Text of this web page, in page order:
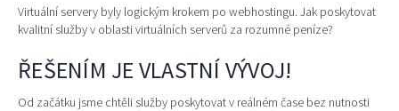
Virtuální servery byly logickým krokem po webhostingu. Jak poskytovat
kvalitní služby v oblasti virtuálních serverů za rozumné peníze?
ŘEŠENÍM JE VLASTNÍ VÝVOJ!
Od začátku jsme chtěli služby poskytovat v reálném čase bez nutnosti